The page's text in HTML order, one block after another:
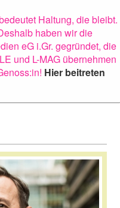
Haltung, die bleibt.
haben wir die
eG i.Gr. gegründet, die
und L-MAG übernehmen
Hier beitreten